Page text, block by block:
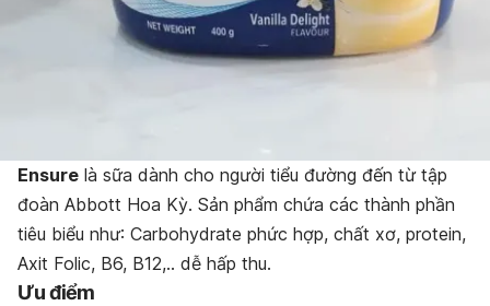
Ensure là sữa dành cho người tiểu đường đến từ tập
đoàn Abbott Hoa Kỳ. Sản phẩm chứa các thành phần
tiêu biểu như: Carbohydrate phức hợp, chất xơ, protein,
Axit Folic, B6, B12,.. dễ hấp thu.
Ưu điểm